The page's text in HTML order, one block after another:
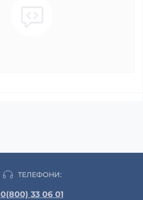
ТЕЛЕФОНИ:
0(800) 33 06 01